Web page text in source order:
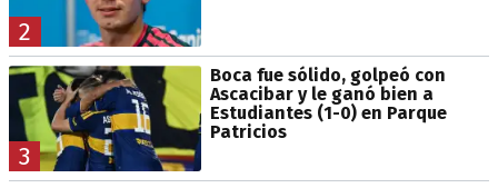
2
3
Boca fue sólido, golpeó con
Ascacibar y le ganó bien a
Estudiantes (1-0) en Parque
Patricios